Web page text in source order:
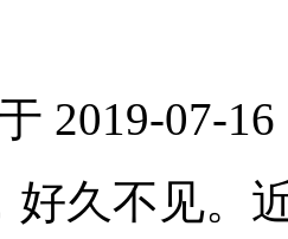
2019-07-16
好久不见。